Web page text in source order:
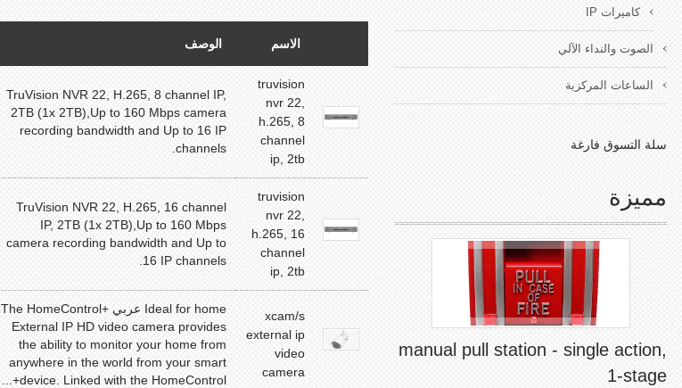
الاسم الوصف
truvision
nvr 22,
h.265, 8
channel
ip, 2tb
TruVision NVR 22, H.265, 8 channel IP,
2TB (1x 2TB),Up to 160 Mbps camera
recording bandwidth and Up to 16 IP
channels.
truvision
nvr 22,
h.265, 16
channel
ip, 2tb
TruVision NVR 22, H.265, 16 channel
IP, 2TB (1x 2TB),Up to 160 Mbps
camera recording bandwidth and Up to
16 IP channels.
xcam/s
external ip
video
camera
Ideal for home عربي The HomeControl+
External IP HD video camera provides
the ability to monitor your home from
anywhere in the world from your smart
device. Linked with the HomeControl+...
كاميرات IP
الصوت والنداء الآلي
الساعات المركزية
سلة التسوق فارغة
مميزة
manual pull station - single action,
1-stage